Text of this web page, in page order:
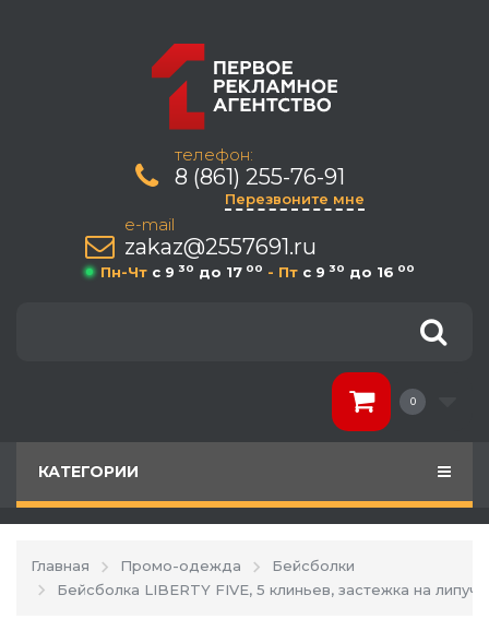
телефон:
8 (861) 255-76-91
Перезвоните мне
e-mail
zakaz@2557691.ru
Пн-Чт c 9 30 до 17 00 - Пт c 9 30 до 16 00
0
КАТЕГОРИИ
Главная Промо-одежда
Бейсболки
Бейсболка LIBERTY FIVE, 5 клиньев, застежка на